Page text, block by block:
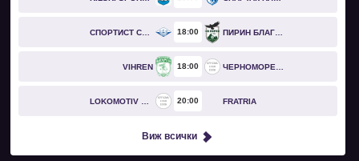
СПОРТИСТ СВОГЕ 18 00 ПИРИН БЛАГОЕВГРАД
VIHREN 18 00
20 00 FRATRIA
Виж всички